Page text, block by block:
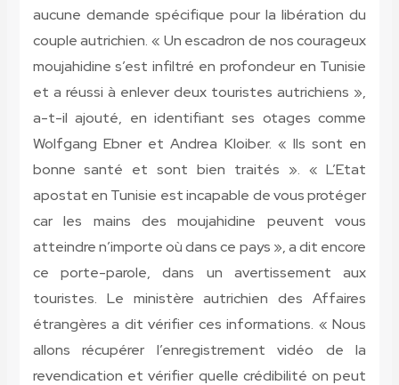
aucune demande spécifique pour la libération du
couple autrichien. « Un escadron de nos courageux
moujahidine s’est infiltré en profondeur en Tunisie
et a réussi à enlever deux touristes autrichiens »,
a-t-il ajouté, en identifiant ses otages comme
Wolfgang Ebner et Andrea Kloiber. « Ils sont en
bonne santé et sont bien traités ». « L’Etat
apostat en Tunisie est incapable de vous protéger
car les mains des moujahidine peuvent vous
atteindre n’importe où dans ce pays », a dit encore
ce porte-parole, dans un avertissement aux
touristes. Le ministère autrichien des Affaires
étrangères a dit vérifier ces informations. « Nous
allons récupérer l’enregistrement vidéo de la
revendication et vérifier quelle crédibilité on peut